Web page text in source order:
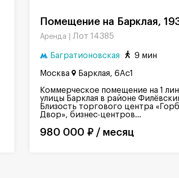
Помещение на Барклая,
Аренда | Лот 14385
Багратионовская 9 мин
Москва Барклая, 6Ас1
Коммерческое помещение на 1
улицы Барклая в районе
Близость торгового центра
Двор», бизнес-центров...
980 000 ₽ / месяц